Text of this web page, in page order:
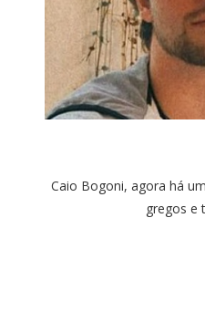
Caio Bogoni, agora há
gregos e